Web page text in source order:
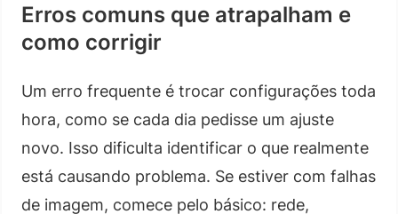
Erros comuns que atrapalham e
como corrigir
Um erro frequente é trocar configurações toda
hora, como se cada dia pedisse um ajuste
novo. Isso dificulta identificar o que realmente
está causando problema. Se estiver com falhas
de imagem, comece pelo básico: rede,